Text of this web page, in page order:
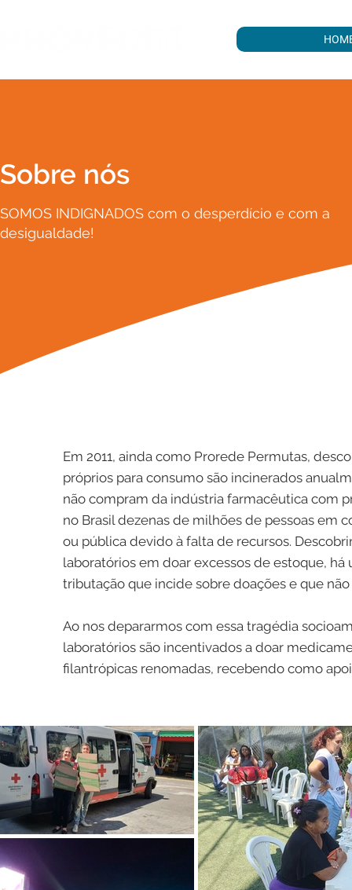
Sobre nós
SOMOS INDIGNADOS com o desperdício e com a
desigualdade!
Em 2011, ainda como Prorede Permutas,
próprios para consumo são incinerados
não compram da indústria farmacêutica com
no Brasil dezenas de milhões de pessoas em
ou pública devido à falta de recursos.
laboratórios em doar excessos de estoque,
tributação que incide sobre doações e que
Ao nos depararmos com essa tragédia
laboratórios são incentivados a doar
filantrópicas renomadas, recebendo como